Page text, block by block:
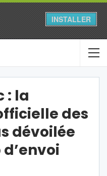
INSTALLER
: la
des
dévoilée